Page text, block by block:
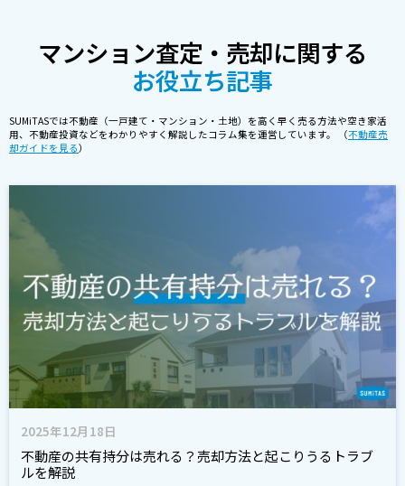
マンション査定・売却に関する
お役立ち記事
SUMiTASでは不動産（一戸建て・マンション・土地）を高く早く売る方法や空き家活
用、不動産投資などをわかりやすく解説したコラム集を運営しています。 （不動産売
却ガイドを見る）
2025年12月18日
不動産の共有持分は売れる？売却方法と起こりうるトラブ
ルを解説